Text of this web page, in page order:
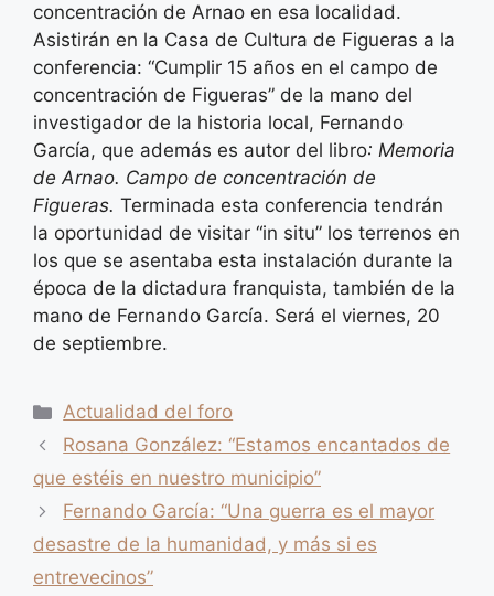
concentración de Arnao en esa localidad.
Asistirán en la Casa de Cultura de Figueras a la
conferencia: “Cumplir 15 años en el campo de
concentración de Figueras” de la mano del
investigador de la historia local, Fernando
García, que además es autor del libro: Memoria
de Arnao. Campo de concentración de
Figueras. Terminada esta conferencia tendrán
la oportunidad de visitar “in situ” los terrenos en
los que se asentaba esta instalación durante la
época de la dictadura franquista, también de la
mano de Fernando García. Será el viernes, 20
de septiembre.
Categorías
Actualidad del foro
Rosana González: “Estamos encantados de
que estéis en nuestro municipio”
Fernando García: “Una guerra es el mayor
desastre de la humanidad, y más si es
entrevecinos”